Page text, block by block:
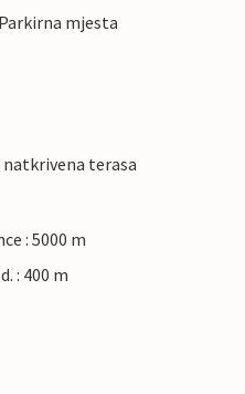
mjesta
terasa
: 5000 m
: 400 m